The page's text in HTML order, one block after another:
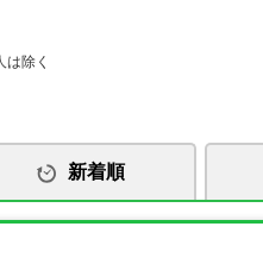
除く
新着順